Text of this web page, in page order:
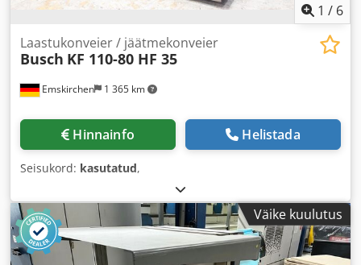
1 / 6
Emskirchen 1 365 km
Laastukonveier / jäätmekonveier
Busch KF 110-80 HF 35
Hinnainfo Helistada
Seisukord: kasutatud,
Väike kuulutus